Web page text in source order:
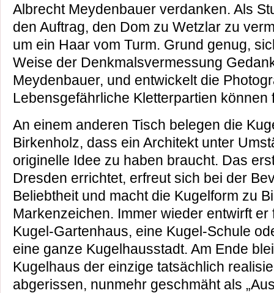
Albrecht Meydenbauer verdanken. Als
den Auftrag, den Dom zu Wetzlar zu
um ein Haar vom Turm. Grund genug,
Weise der Denkmalsvermessung
Meydenbauer, und entwickelt die
Lebensgefährliche Kletterpartien können
An einem anderen Tisch belegen die
Birkenholz, dass ein Architekt unter
originelle Idee zu haben braucht. Das
Dresden errichtet, erfreut sich bei der
Beliebtheit und macht die Kugelform zu
Markenzeichen. Immer wieder entwirft
Kugel-Gartenhaus, eine Kugel-Schule
eine ganze Kugelhausstadt. Am Ende
Kugelhaus der einzige tatsächlich
abgerissen, nunmehr geschmäht als